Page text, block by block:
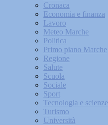
Cronaca
Economia e finanza
Lavoro
Meteo Marche
Politica
Primo piano Marche
Regione
Salute
Scuola
Sociale
Sport
Tecnologia e scienze
Turismo
Università